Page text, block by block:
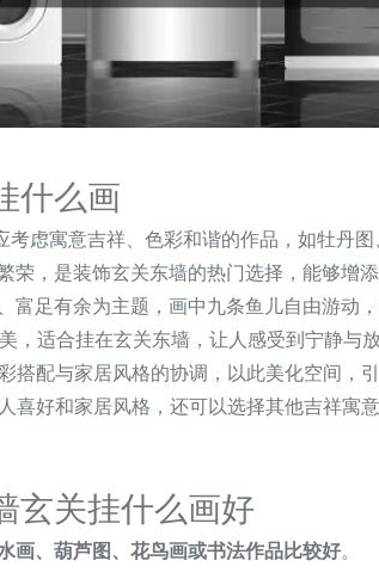
什么画
考虑寓意吉祥、色彩和谐的作品，如牡丹图
荣，是装饰玄关东墙的热门选择，能够增添
富足有余为主题，画中九条鱼儿自由游动，
，适合挂在玄关东墙，让人感受到宁静与
搭配与家居风格的协调，以此美化空间，
喜好和家居风格，还可以选择其他吉祥寓
玄关挂什么画好
画、葫芦图、花鸟画或书法作品比较好。